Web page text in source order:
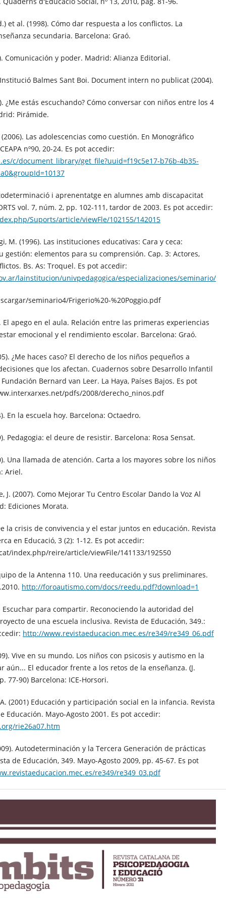
et al. (1998). Cómo dar respuesta a los conflictos. La
secundaria. Barcelona: Graó.
Comunicación y poder. Madrid: Alianza Editorial.
Balmes Sant Boi. Document intern no publicat (2004).
¿Me estás escuchando? Cómo conversar con niños entre los 4
Pirámide.
(2006). Las adolescencias como cuestión. En Monográfico
nº90, 20-24. Es pot accedir:
c/document_library/get_file?uuid=f19c5e17-b76b-4b35-
i aprenentatge en alumnes amb discapacitat
vol. 7, núm. 2, pp. 102-111, tardor de 2003. Es pot accedir:
Suports/article/viewFle/102155/142015
M. (1996). Las instituciones educativas: Cara y ceca:
gestión: elementos para su comprensión. Cap. 3: Actores,
Bs. As: Troquel. Es pot accedir:
lainstitucion/univpedagogica/especializaciones/seminario/
seminario4/Frigerio%20-%20Poggio.pdf
El apego en el aula. Relación entre las primeras experiencias
emocional y el rendimiento escolar. Barcelona: Graó.
¿Me haces caso? El derecho de los niños pequeños a
que los afectan. Cuadernos sobre Desarrollo Infantil
Bernard van Leer. La Haya, Países Bajos. Es pot
pdfs/2008/derecho_ninos.pdf
En la escuela hoy. Barcelona: Octaedro.
Pedagogia: el deure de resistir. Barcelona: Rosa Sensat.
Una llamada de atención. Carta a los mayores sobre los niños
Ariel.
J. (2007). Como Mejorar Tu Centro Escolar Dando la Voz Al
Ediciones Morata.
la crisis de convivencia y el estar juntos en educación. Revista
en Educació, 3 (2): 1-12. Es pot accedir:
index.php/reire/article/viewFile/141133/192550
de la Antenna 110. Una reeducación y sus preliminares.
http://foroautismo.com/docs/reedu.pdf?download=1
Escuchar para compartir. Reconociendo la autoridad del
de una escuela inclusiva. Revista de Educación, 349.:
http://www.revistaeducacion.mec.es/re349/re349_06.pdf
Vive en su mundo. Los niños con psicosis y autismo en la
aún... El educador frente a los retos de la enseñanza. (J.
77-90) Barcelona: ICE-Horsori.
(2001) Educación y participación social en la infancia. Revista
Educación. Mayo-Agosto 2001. Es pot accedir:
rie26a07.htm
Autodeterminación y la Tercera Generación de prácticas
de Educación, 349. Mayo-Agosto 2009, pp. 45-67. Es pot
re349/re349_03.pdf